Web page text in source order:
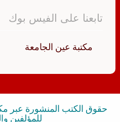
تابعنا على الفيس بوك
‏مكتبة عين الجامعة‏
حقوق الكتب المنشورة عبر
للمؤلفين